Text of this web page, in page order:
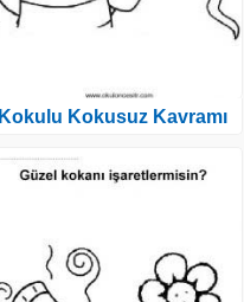
Kokulu Kokusuz Kavramı